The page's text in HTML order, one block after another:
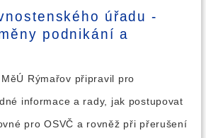
úřadu -
podnikání a
Rýmařov připravil pro
informace a rady, jak postupovat
pro OSVČ a rovněž při přerušení